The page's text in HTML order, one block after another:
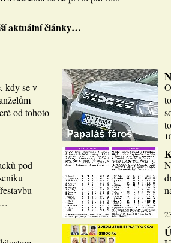
aktuální články…
kdy se v
od tohoto
pod